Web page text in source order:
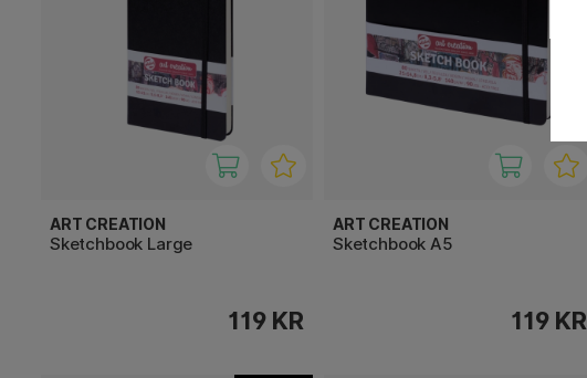
ART CREATION
Sketchbook Large
119 KR
ART CREATION
Sketchbook A5
119 KR